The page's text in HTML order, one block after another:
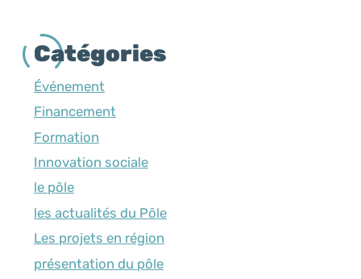
Catégories
Événement
Financement
Formation
Innovation sociale
le pôle
les actualités du Pôle
Les projets en région
présentation du pôle